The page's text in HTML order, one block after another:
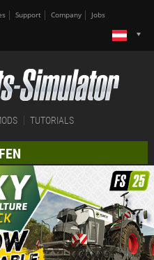
Support Company Jobs
TUTORIALS